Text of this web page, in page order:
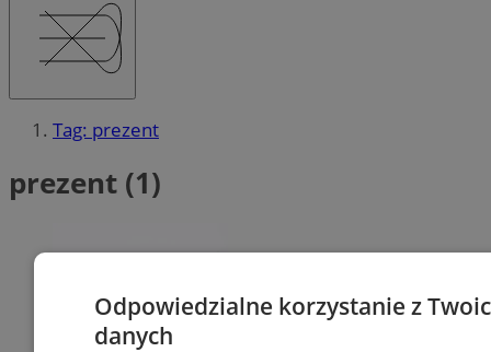
Tag: prezent
prezent (1)
Odpowiedzialne korzystanie z
danych